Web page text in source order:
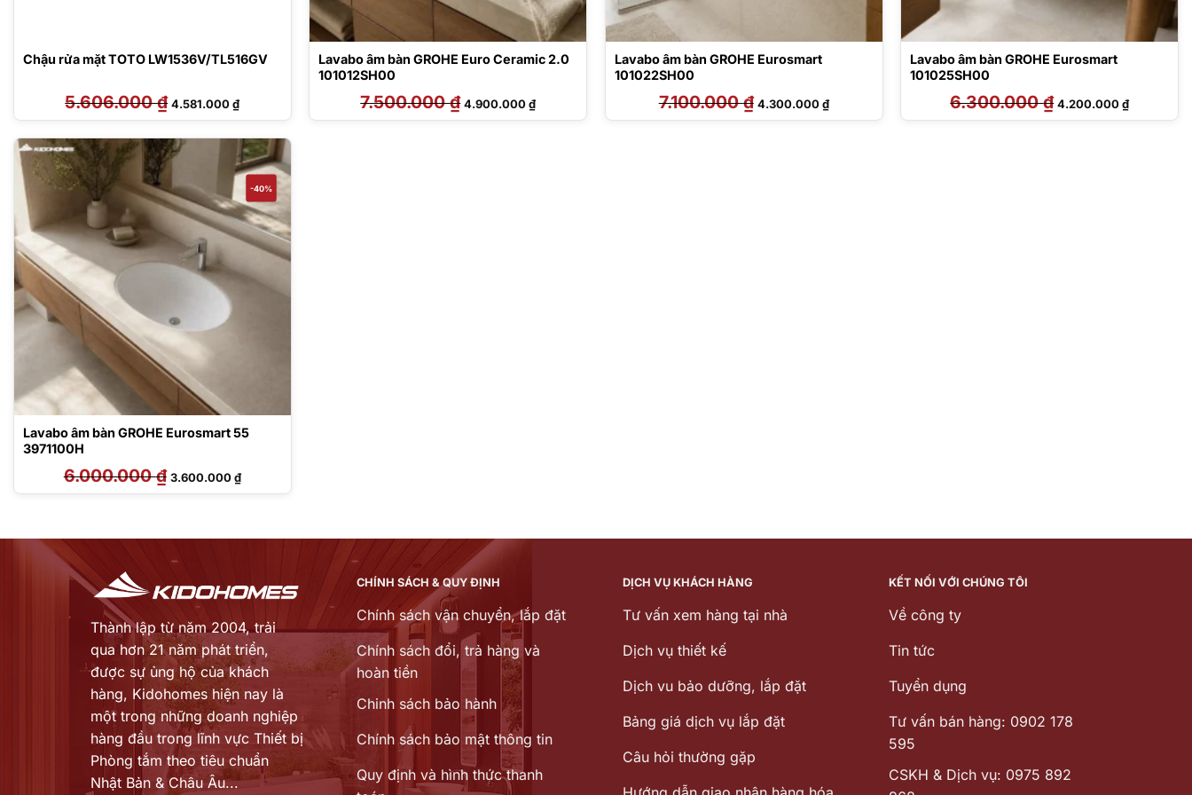
Chậu rửa mặt TOTO LW1536V/TL516GV
5.606.000₫ Giá
gốc
là:
4.581.000₫Giá
hiện
tại
4.581.000 ₫.
Lavabo âm bàn GROHE Euro Ceramic 2.0
101012SH00
7.500.000₫ Giá
gốc
là:
4.900.000₫Giá
hiện
tại
Lavabo âm bàn GROHE Eurosmart
101022SH00
7.100.000₫ Giá
gốc
là:
4.300.000₫Giá
hiện
tại
Lavabo âm bàn GROHE Eurosmart
101025SH00
6.300.000₫ Giá
gốc
là:
4.200.000₫Giá
hiện
tại
-40%
Lavabo âm bàn GROHE Eurosmart 55
3971100H
6.000.000₫ Giá
gốc
là:
3.600.000₫Giá
hiện
tại
Thành lập từ năm 2004, trải
qua hơn 21 năm phát triển,
được sự ủng hộ của khách
hàng, Kidohomes hiện nay là
một trong những doanh nghiệp
hàng đầu trong lĩnh vực Thiết bị
Phòng tắm theo tiêu chuẩn
Nhật Bản & Châu Âu...
CHÍNH SÁCH & QUY ĐỊNH
Chính sách vận chuyển, lắp đặt
Chính sách đổi, trả hàng và
hoàn tiền
Chinh sách bảo hành
Chính sách bảo mật thông tin
Quy định và hình thức thanh
DỊCH VỤ KHÁCH HÀNG
Tư vấn xem hàng tại nhà
Dịch vụ thiết kế
Dịch vu bảo dưỡng, lắp đặt
Bảng giá dịch vụ lắp đặt
Câu hỏi thường gặp
KẾT NỐI VỚI CHÚNG TÔI
Về công ty
Tin tức
Tuyển dụng
Tư vấn bán hàng: 0902 178
595
CSKH & Dịch vụ: 0975 892